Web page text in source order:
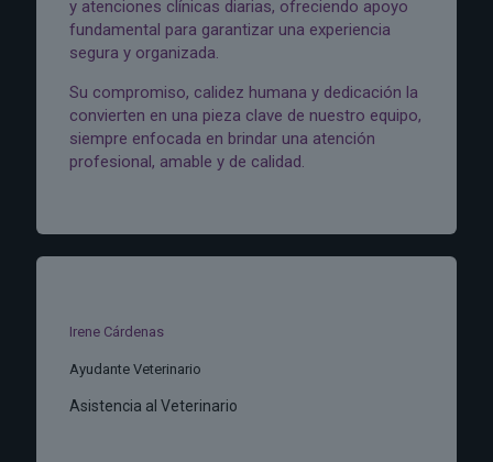
y atenciones clínicas diarias, ofreciendo apoyo
fundamental para garantizar una experiencia
segura y organizada.
Su compromiso, calidez humana y dedicación la
convierten en una pieza clave de nuestro equipo,
siempre enfocada en brindar una atención
profesional, amable y de calidad.
Irene Cárdenas
Ayudante Veterinario
Asistencia al Veterinario